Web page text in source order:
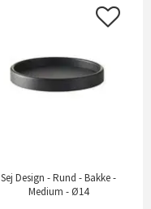
Sej Design - Rund - Bakke -
Medium - Ø14